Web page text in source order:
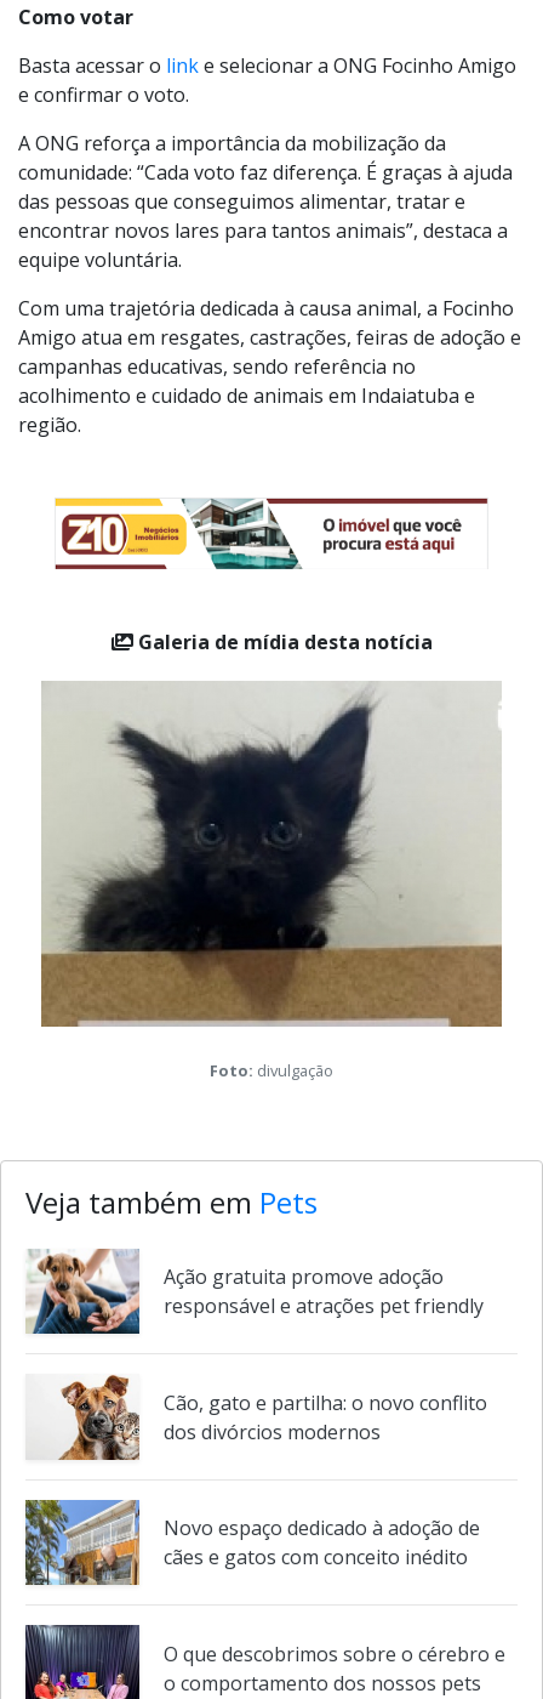
Como votar
Basta acessar o link e selecionar a ONG Focinho Amigo
e confirmar o voto.
A ONG reforça a importância da mobilização da
comunidade: “Cada voto faz diferença. É graças à ajuda
das pessoas que conseguimos alimentar, tratar e
encontrar novos lares para tantos animais”, destaca a
equipe voluntária.
Com uma trajetória dedicada à causa animal, a Focinho
Amigo atua em resgates, castrações, feiras de adoção e
campanhas educativas, sendo referência no
acolhimento e cuidado de animais em Indaiatuba e
região.
Galeria de mídia desta notícia
divulgação
Veja também em Pets
Ação gratuita promove adoção
responsável e atrações pet friendly
Cão, gato e partilha: o novo conflito
dos divórcios modernos
Novo espaço dedicado à adoção de
cães e gatos com conceito inédito
O que descobrimos sobre o cérebro e